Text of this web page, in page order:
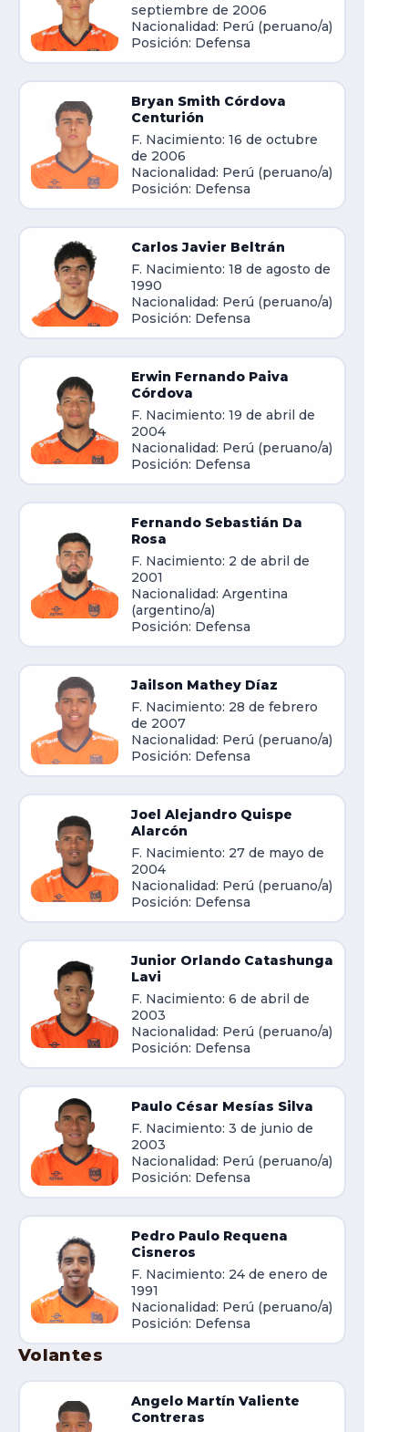
septiembre de 2006
Nacionalidad: Perú (peruano/a)
Posición: Defensa
Bryan Smith Córdova
Centurión
F. Nacimiento: 16 de octubre
de 2006
Nacionalidad: Perú (peruano/a)
Posición: Defensa
Carlos Javier Beltrán
F. Nacimiento: 18 de agosto de
1990
Nacionalidad: Perú (peruano/a)
Posición: Defensa
Erwin Fernando Paiva
Córdova
F. Nacimiento: 19 de abril de
2004
Nacionalidad: Perú (peruano/a)
Posición: Defensa
Fernando Sebastián Da
Rosa
F. Nacimiento: 2 de abril de
2001
Nacionalidad: Argentina
(argentino/a)
Posición: Defensa
Jailson Mathey Díaz
F. Nacimiento: 28 de febrero
de 2007
Nacionalidad: Perú (peruano/a)
Posición: Defensa
Joel Alejandro Quispe
Alarcón
F. Nacimiento: 27 de mayo de
2004
Nacionalidad: Perú (peruano/a)
Posición: Defensa
Junior Orlando Catashunga
Lavi
F. Nacimiento: 6 de abril de
2003
Nacionalidad: Perú (peruano/a)
Posición: Defensa
Paulo César Mesías Silva
F. Nacimiento: 3 de junio de
2003
Nacionalidad: Perú (peruano/a)
Posición: Defensa
Pedro Paulo Requena
Cisneros
F. Nacimiento: 24 de enero de
1991
Nacionalidad: Perú (peruano/a)
Posición: Defensa
Volantes
Angelo Martín Valiente
Contreras